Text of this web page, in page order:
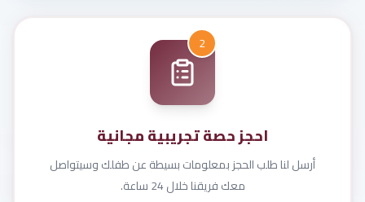
2
احجز حصة تجريبية مجانية
أرسل لنا طلب الحجز بمعلومات بسيطة عن طفلك وسيتواصل
معك فريقنا خلال 24 ساعة.